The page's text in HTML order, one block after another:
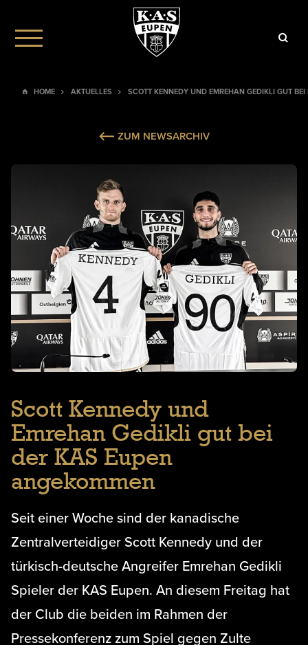
HOME AKTUELLES SCOTT KENNEDY UND EMREHAN GEDIKLI GUT
ZUM NEWSARCHIV
Scott Kennedy und
Emrehan Gedikli gut bei
der KAS Eupen
angekommen
Seit einer Woche sind der kanadische
Zentralverteidiger Scott Kennedy und der
türkisch-deutsche Angreifer Emrehan Gedikli
Spieler der KAS Eupen. An diesem Freitag hat
der Club die beiden im Rahmen der
Pressekonferenz zum Spiel gegen Zulte